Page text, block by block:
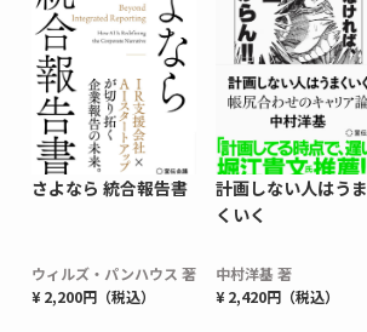
さよなら 統合報告書
ウィルズ・パンハウス 著
¥ 2,200円（税込）
計画しない人はうま
くいく
中村洋基 著
¥ 2,420円（税込）